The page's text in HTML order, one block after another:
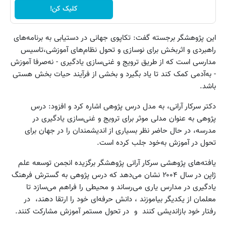
کلیک کن!
این پژوهشگر برجسته گفت: تکاپوی جهانی در دستیابی به برنامه‌های
راهبردی و اثربخش برای نوسازی و تحول نظام‌های آموزشی،تاسیس
مدارسی است که از طریق ترویج و غنی‌سازی یادگیری - نه‌صرفا آموزش
- به‌آدمی کمک کند تا یاد بگیرد و بخشی از فرآیند حیات بخش هستی
باشد.
دکتر سرکار آرانی، به مدل درس پژوهی اشاره کرد و افزود: درس
پژوهی به عنوان مدلی موثر برای ترویج و غنی‌سازی یادگیری در
مدرسه، در حال حاضر نظر بسیاری از اندیشمندان را در جهان برای
تحول در آموزش به‌خود جلب کرده است.
یافته‌های پژوهشی سرکار آرانی پژوهشگر برگزیده انجمن توسعه علم
ژاپن در سال ‪ ۲۰۰۴‬نشان می‌دهد که درس پژوهی به گسترش فرهنگ
یادگیری در مدارس یاری می‌رساند و محیطی را فراهم می‌سازد تا
معلمان از یکدیگر بیاموزند ، دانش حرفه‌ای خود را ارتقا دهند، در
رفتار خود بازاندیشی کنند و در تحول مستمر آموزش مشارکت کنند.